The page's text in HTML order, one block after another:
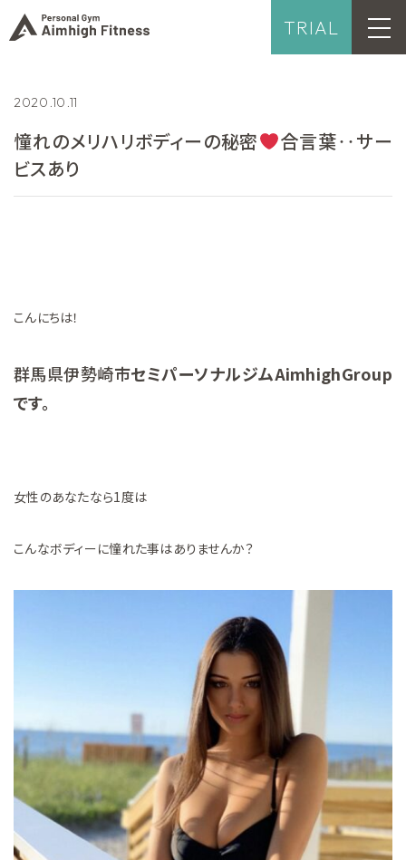
TRIAL
2020.10.11
憧れのメリハリボディーの秘密
合言葉‥サー
ビスあり
こんにちは！
群馬県伊勢崎市セミパーソナルジムAimhighGroup
です。
女性のあなたなら1度は
こんなボディーに憧れた事はありませんか？